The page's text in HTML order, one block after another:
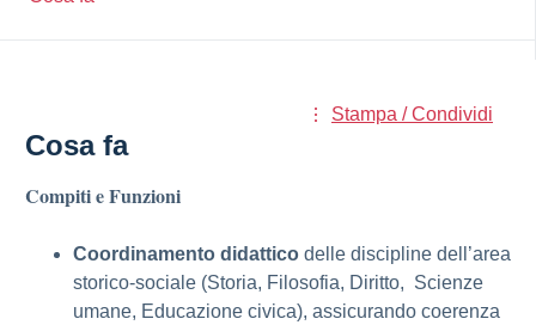
Stampa / Condividi
Cosa fa
Compiti e Funzioni
Coordinamento didattico delle discipline dell’area
storico-sociale (Storia, Filosofia, Diritto, Scienze
umane, Educazione civica), assicurando coerenza